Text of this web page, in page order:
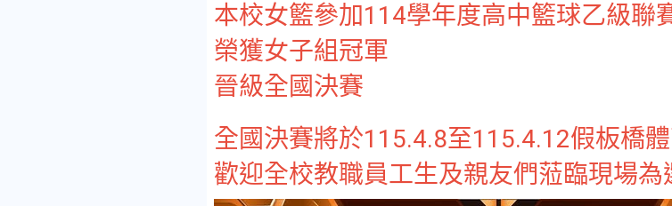
本校女籃參加114學年度高中籃球乙級聯
榮獲女子組冠軍
晉級全國決賽
全國決賽將於115.4.8至115.4.12假板橋
歡迎全校教職員工生及親友們蒞臨現場為